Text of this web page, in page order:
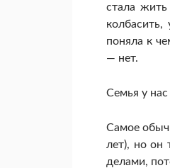
стала
поняла к
— нет.
Семья у нас
Самое
лет), но он
делами,